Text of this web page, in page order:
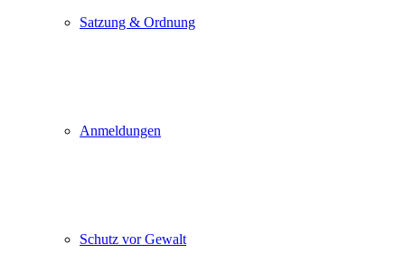
Satzung & Ordnung
Anmeldungen
Schutz vor Gewalt